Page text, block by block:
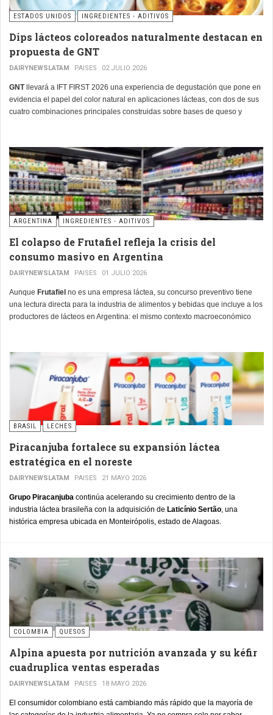
ESTADOS UNIDOS INGREDIENTES - ADITIVOS
Dips lácteos coloreados naturalmente destacan en
propuesta de GNT
DAIRYNEWSLATAM PAISES 02 JULIO 2026
GNTllevará a IFT FIRST 2026 una experiencia de degustación que pone en
evidencia el papel del color natural en aplicaciones lácteas, con dos de sus
cuatro combinaciones principales construidas sobre bases de queso y
demostrar cómo el color puede transformar la percepción de productos
lácteos familiares.
ARGENTINA INGREDIENTES - ADITIVOS
El colapso de Frutafiel refleja la crisis del
consumo masivo en Argentina
DAIRYNEWSLATAM PAISES 01 JULIO 2026
Aunque Frutafiel no es una empresa láctea, su concurso preventivo tiene
una lectura directa para la industria de alimentos y bebidas que incluye a los
productores de lácteos en Argentina: el mismo contexto macroeconómico
escala mediana en todo el país.
BRASIL LECHES
Piracanjuba fortalece su expansión láctea
estratégica en el noreste
DAIRYNEWSLATAM PAISES 21 MAYO 2026
Grupo Piracanjuba continúa acelerando su crecimiento dentro de la
industria láctea brasileña con la adquisición de Laticínio Sertão, una
histórica empresa ubicada en Monteirópolis, estado de Alagoas.
COLOMBIA QUESOS
Alpina apuesta por nutrición avanzada y su kéfir
cuadruplica ventas esperadas
DAIRYNEWSLATAM PAISES 18 MAYO 2026
El consumidor colombiano está cambiando más rápido que la mayoría de